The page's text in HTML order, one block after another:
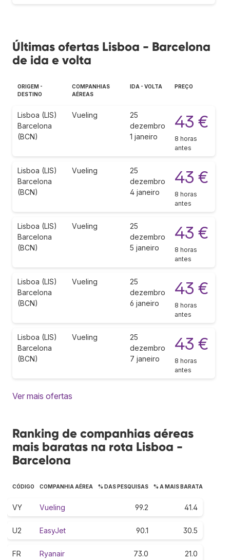
Últimas ofertas Lisboa - Barcelona
de ida e volta
ORIGEM -
DESTINO
COMPANHIAS
AÉREAS
IDA - VOLTA PREÇO
Lisboa (LIS)
Barcelona
(BCN)
Vueling
25
dezembro
1 janeiro
43 €
8 horas
antes
Lisboa (LIS)
Barcelona
(BCN)
Vueling
25
dezembro
4 janeiro
43 €
8 horas
antes
Lisboa (LIS)
Barcelona
(BCN)
Vueling
25
dezembro
5 janeiro
43 €
8 horas
antes
Lisboa (LIS)
Barcelona
(BCN)
Vueling
25
dezembro
6 janeiro
43 €
8 horas
antes
Lisboa (LIS)
Barcelona
(BCN)
Vueling
25
dezembro
7 janeiro
43 €
8 horas
antes
Ver mais ofertas
Ranking de companhias aéreas
mais baratas na rota Lisboa -
Barcelona
CÓDIGO COMPANHIA AÉREA % DAS PESQUISAS % A MAIS BARATA
VY Vueling 99.2 41.4
U2 EasyJet 90.1 30.5
FR Ryanair 73.0 21.0